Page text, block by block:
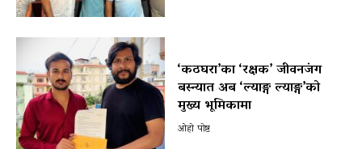
‘कठघरा’का ‘रक्षक’ जीवनजंग
बस्न्यात अब ‘ल्याङ्ग ल्याङ्ग’को
मुख्य भूमिकामा
ओहो पोष्ट